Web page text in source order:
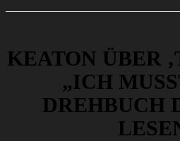
KEATON ÜBER
„ICH
DREHBUCH